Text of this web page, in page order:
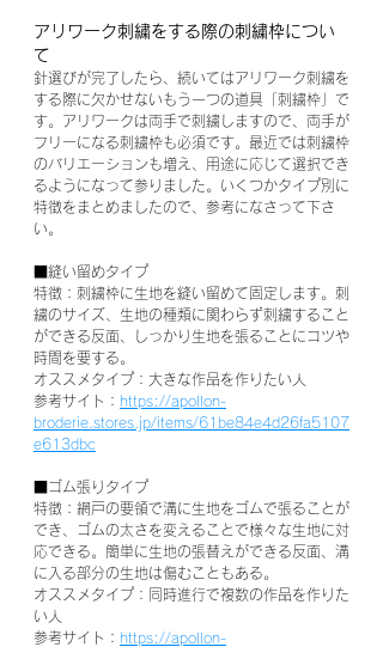
アリワーク刺繍をする際の刺繍枠につい
て
針選びが完了したら、続いてはアリワーク刺繍を
する際に欠かせないもう一つの道具「刺繍枠」で
す。アリワークは両手で刺繍しますので、両手が
フリーになる刺繍枠も必須です。最近では刺繍枠
のバリエーションも増え、用途に応じて選択でき
るようになって参りました。いくつかタイプ別に
特徴をまとめましたので、参考になさって下さ
い。
■縫い留めタイプ
特徴：刺繍枠に生地を縫い留めて固定します。刺
繍のサイズ、生地の種類に関わらず刺繍すること
ができる反面、しっかり生地を張ることにコツや
時間を要する。
オススメタイプ：大きな作品を作りたい人
参考サイト： https://apollon-
broderie.stores.jp/items/61be84e4d26fa5107
e613dbc
■ゴム張りタイプ
特徴：網戸の要領で溝に生地をゴムで張ることが
でき、ゴムの太さを変えることで様々な生地に対
応できる。簡単に生地の張替えができる反面、溝
に入る部分の生地は傷むこともある。
オススメタイプ：同時進行で複数の作品を作りた
い人
参考サイト： https://apollon-